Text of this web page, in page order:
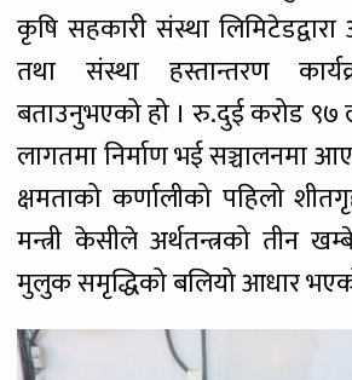
कृषि सहकारी संस्था
तथा संस्था हस्तान्तरण
बताउनुभएको हो । रु.दुई करोड ९७
लागतमा निर्माण भई सञ्चालनमा
क्षमताको कर्णालीको पहिलो
मन्त्री केसीले अर्थतन्त्रको तीन
मुलुक समृद्धिको बलियो आधार